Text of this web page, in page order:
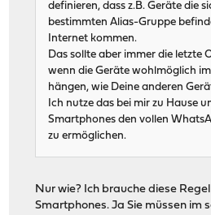
definieren, dass z.B. Geräte die
bestimmten Alias-Gruppe
Internet kommen.
Das sollte aber immer die letzte
wenn die Geräte wohlmöglich
hängen, wie Deine anderen
Ich nutze das bei mir zu Hause
Smartphones den vollen
zu ermöglichen.
Nur wie? Ich brauche diese
Smartphones. Ja Sie müssen im